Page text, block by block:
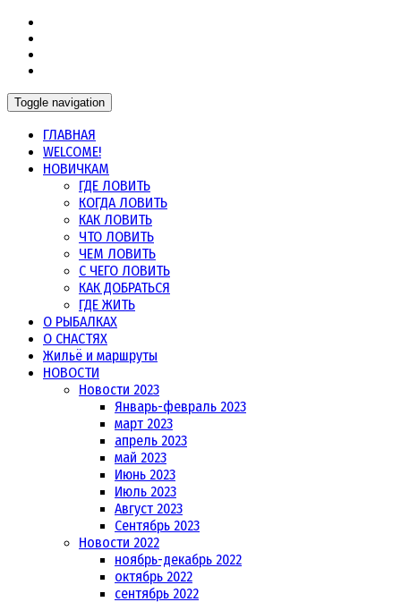
Морская рыбалка
Морская рыбалка в Норвегии, в Мурманской области и
других северных морях
Toggle navigation
ГЛАВНАЯ
WELCOME!
НОВИЧКАМ
ГДЕ ЛОВИТЬ
КОГДА ЛОВИТЬ
КАК ЛОВИТЬ
ЧТО ЛОВИТЬ
ЧЕМ ЛОВИТЬ
С ЧЕГО ЛОВИТЬ
КАК ДОБРАТЬСЯ
ГДЕ ЖИТЬ
О РЫБАЛКАХ
О СНАСТЯХ
Жильё и маршруты
НОВОСТИ
Новости 2023
Январь-февраль 2023
март 2023
апрель 2023
май 2023
Июнь 2023
Июль 2023
Август 2023
Сентябрь 2023
Новости 2022
ноябрь-декабрь 2022
октябрь 2022
сентябрь 2022